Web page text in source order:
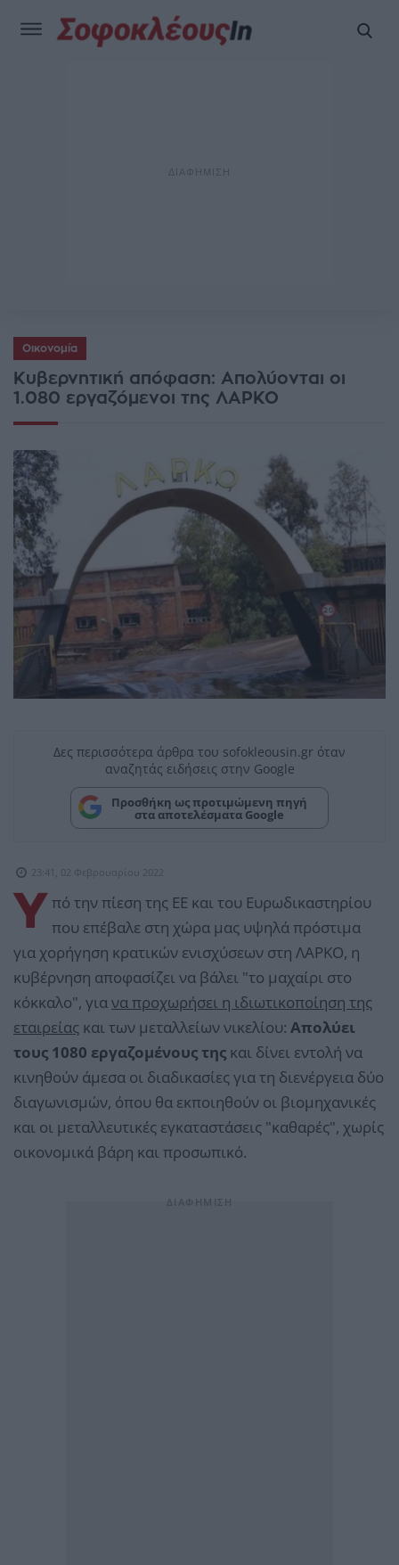
Οικονομία
Κυβερνητική απόφαση: Απολύονται οι
1.080 εργαζόμενοι της ΛΑΡΚΟ
Δες περισσότερα άρθρα του sofokleousin.gr όταν
αναζητάς ειδήσεις στην Google
Προσθήκη ως προτιμώμενη πηγή
στα αποτελέσματα Google
23:41, 02 Φεβρουαρίου 2022
Υ πό την πίεση της ΕΕ και του Ευρωδικαστηρίου
που επέβαλε στη χώρα μας υψηλά πρόστιμα
για χορήγηση κρατικών ενισχύσεων στη ΛΑΡΚΟ, η
κυβέρνηση αποφασίζει να βάλει "το μαχαίρι στο
κόκκαλο", γιανα προχωρήσει η ιδιωτικοποίηση της
εταιρείας και των μεταλλείων νικελίου: Απολύει
τους 1080 εργαζομένους της και δίνει εντολή να
κινηθούν άμεσα οι διαδικασίες για τη διενέργεια δύο
διαγωνισμών, όπου θα εκποιηθούν οι βιομηχανικές
και οι μεταλλευτικές εγκαταστάσεις "καθαρές", χωρίς
οικονομικά βάρη και προσωπικό.